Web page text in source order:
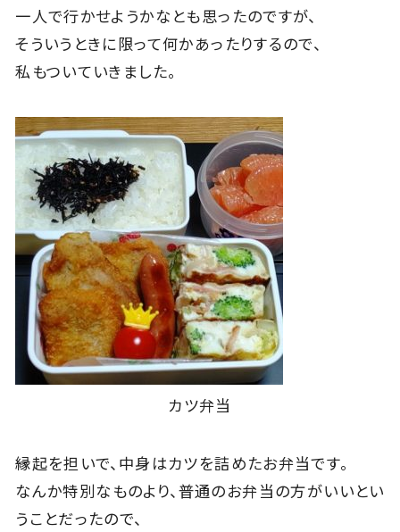
一人で行かせようかなとも思ったのですが、
そういうときに限って何かあったりするので、
私もついていきました。
カツ弁当
縁起を担いで、中身はカツを詰めたお弁当です。
なんか特別なものより、普通のお弁当の方がいいとい
うことだったので、